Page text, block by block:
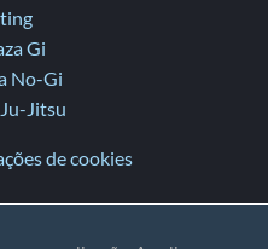
Gi
No-Gi
Jitsu
de cookies